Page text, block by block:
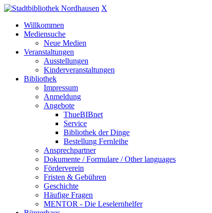
X
Willkommen
Mediensuche
Neue Medien
Veranstaltungen
Ausstellungen
Kinderveranstaltungen
Bibliothek
Impressum
Anmeldung
Angebote
ThueBIBnet
Service
Bibliothek der Dinge
Bestellung Fernleihe
Ansprechpartner
Dokumente / Formulare / Other languages
Förderverein
Fristen & Gebühren
Geschichte
Häufige Fragen
MENTOR - Die Leselernhelfer